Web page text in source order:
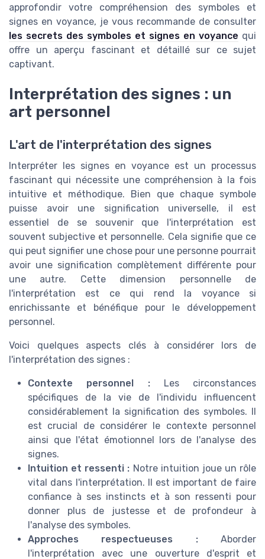
approfondir votre compréhension des symboles et
signes en voyance, je vous recommande de consulter
les secrets des symboles et signes en voyance qui
offre un aperçu fascinant et détaillé sur ce sujet
captivant.
Interprétation des signes : un
art personnel
L'art de l'interprétation des signes
Interpréter les signes en voyance est un processus
fascinant qui nécessite une compréhension à la fois
intuitive et méthodique. Bien que chaque symbole
puisse avoir une signification universelle, il est
essentiel de se souvenir que l'interprétation est
souvent subjective et personnelle. Cela signifie que ce
qui peut signifier une chose pour une personne pourrait
avoir une signification complètement différente pour
une autre. Cette dimension personnelle de
l'interprétation est ce qui rend la voyance si
enrichissante et bénéfique pour le développement
personnel.
Voici quelques aspects clés à considérer lors de
l'interprétation des signes :
Contexte personnel :Les circonstances
spécifiques de la vie de l'individu influencent
considérablement la signification des symboles. Il
est crucial de considérer le contexte personnel
ainsi que l'état émotionnel lors de l'analyse des
signes.
Intuition et ressenti : Notre intuition joue un rôle
vital dans l'interprétation. Il est important de faire
confiance à ses instincts et à son ressenti pour
donner plus de justesse et de profondeur à
l'analyse des symboles.
Approches respectueuses :Aborder
l'interprétation avec une ouverture d'esprit et